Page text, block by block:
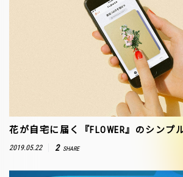
花が自宅に届く『FLOWER』のシンプ
2019.05.22 2 SHARE